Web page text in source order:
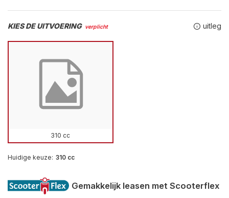
KIES DE UITVOERING verplicht uitleg
310 cc
Huidige keuze: 310 cc
Gemakkelijk leasen met Scooterflex